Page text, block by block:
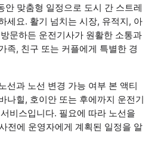
안 맞춤형 일정으로 도시 간 스트레
세요. 활기 넘치는 시장, 유적지, 아
문하든 운전기사가 원활한 소통과
족, 친구 또는 커플에게 특별한 경
선과 노선 변경 가능 여부 본 액티
나힐, 호이안 또는 후에까지 운전기
비스입니다. 필요에 따라 노선을
전에 운영자에게 계획된 일정을 알